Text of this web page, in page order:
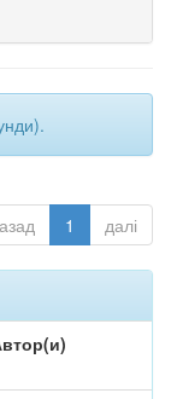
1 далі